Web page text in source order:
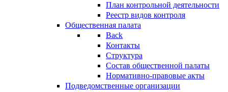
План контрольной деятельности
Реестр видов контроля
Общественная палата
Back
Контакты
Структура
Состав общественной палаты
Нормативно-правовые акты
Подведомственные организации